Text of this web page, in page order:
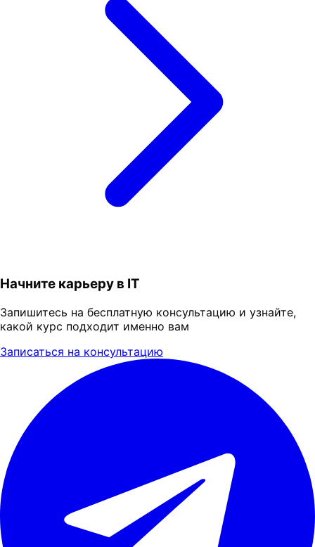
Начните карьеру в IT
Запишитесь на бесплатную консультацию и узнайте,
какой курс подходит именно вам
Записаться на консультацию